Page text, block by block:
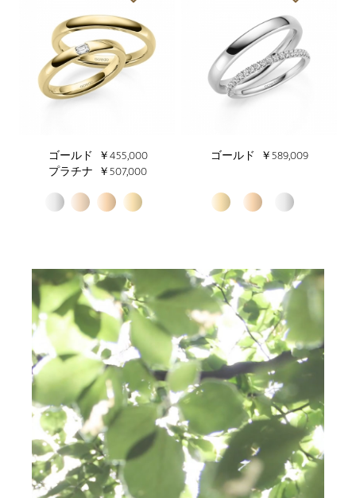
ゴールド ￥455,000
プラチナ ￥507,000
ゴールド ￥589,009